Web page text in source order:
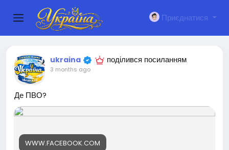
Приєднатися
ukraina поділився посиланням
3 months ago
Де ПВО?
WWW.FACEBOOK.COM